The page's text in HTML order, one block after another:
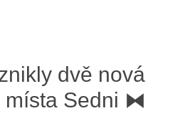
dvě nová
místa Sedni ⧓